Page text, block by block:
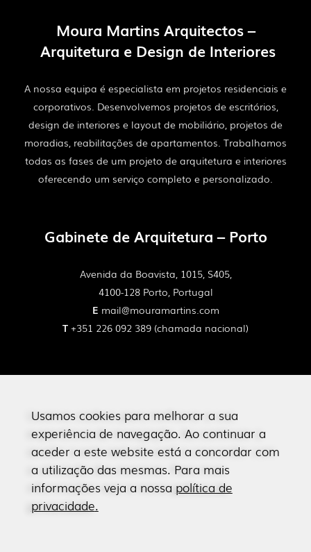
Moura Martins Arquitectos–
Arquitetura e Design de Interiores
A nossa equipa é especialista em projetos residenciais e
corporativos. Desenvolvemos projetos de escritórios,
design de interiores e layout de mobiliário, projetos de
moradias, reabilitações de apartamentos. Trabalhamos
todas as fases de um projeto de arquitetura e interiores
oferecendo um serviço completo e personalizado.
Gabinete de Arquitetura – Porto
Avenida da Boavista, 1015, S405,
4100-128 Porto, Portugal
E mail@mouramartins.com
T +351 226 092 389 (chamada nacional)
Política de Privacidade
Livro de Reclamações
© 2023 Todos os direitos reservados
Usamos cookies para melhorar a sua
experiência de navegação. Ao continuar a
aceder a este website está a concordar com
a utilização das mesmas. Para mais
informações veja a nossa política de
privacidade.